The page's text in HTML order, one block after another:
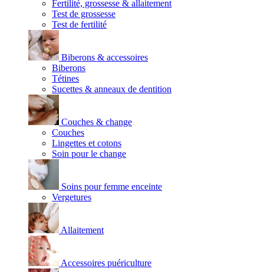
Fertilité, grossesse & allaitement
Test de grossesse
Test de fertilité
Biberons & accessoires
Biberons
Tétines
Sucettes & anneaux de dentition
Couches & change
Couches
Lingettes et cotons
Soin pour le change
Soins pour femme enceinte
Vergetures
Allaitement
Accessoires puériculture